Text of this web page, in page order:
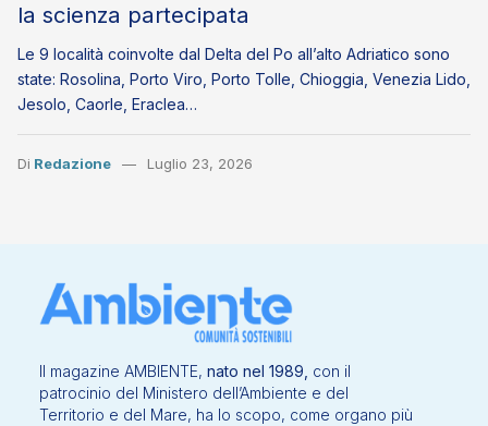
la scienza partecipata
Le 9 località coinvolte dal Delta del Po all’alto Adriatico sono
state: Rosolina, Porto Viro, Porto Tolle, Chioggia, Venezia Lido,
Jesolo, Caorle, Eraclea…
Di Redazione Luglio 23, 2026
Il magazine AMBIENTE, nato nel 1989, con il
patrocinio del Ministero dell’Ambiente e del
Territorio e del Mare, ha lo scopo, come organo più